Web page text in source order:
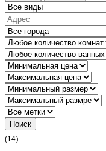
Поиск
(14)